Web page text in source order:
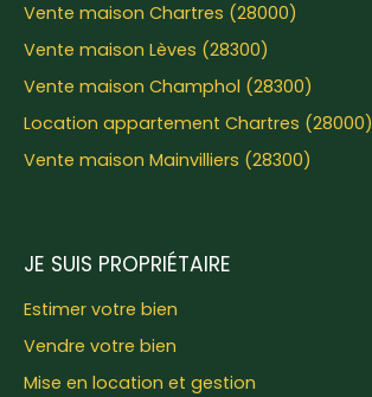
Vente maison Chartres (28000)
Vente maison Lèves (28300)
Vente maison Champhol (28300)
Location appartement Chartres (28000)
Vente maison Mainvilliers (28300)
JE SUIS PROPRIÉTAIRE
Estimer votre bien
Vendre votre bien
Mise en location et gestion